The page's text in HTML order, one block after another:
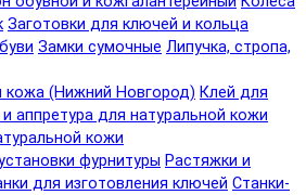
Заготовки для ключей и кольца
Замки сумочные Липучка, стропа,
кожа (Нижний Новгород) Клей для
и аппретура для натуральной кожи
кожи
фурнитуры Растяжки и
для изготовления ключей Станки-